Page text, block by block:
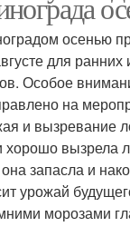
осенью
для ранних
Особое
на
и вызревание
хорошо вызрела
запасла и
урожай
морозами